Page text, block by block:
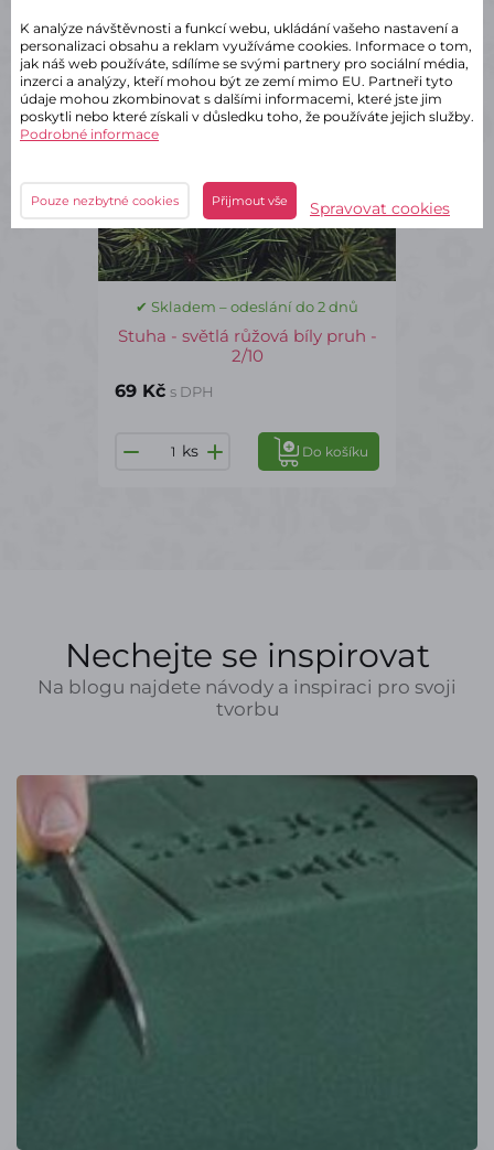
✔ Skladem – odeslání do 2 dnů
Stuha - světlá růžová bíly pruh -
2/10
69 Kč s DPH
ks Do košíku
Nechejte se inspirovat
Na blogu najdete návody a inspiraci pro svoji
tvorbu
K analýze návštěvnosti a funkcí webu, ukládání vašeho nastavení a
personalizaci obsahu a reklam využíváme cookies. Informace o tom,
jak náš web používáte, sdílíme se svými partnery pro sociální média,
inzerci a analýzy, kteří mohou být ze zemí mimo EU. Partneři tyto
údaje mohou zkombinovat s dalšími informacemi, které jste jim
poskytli nebo které získali v důsledku toho, že používáte jejich služby.
Podrobné informace
Pouze nezbytné cookies Přijmout vše Spravovat cookies